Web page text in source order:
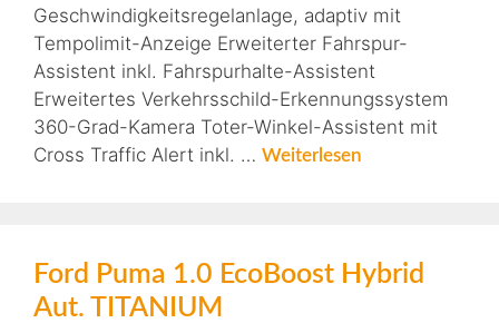
Geschwindigkeitsregelanlage, adaptiv mit
Tempolimit-Anzeige Erweiterter Fahrspur-
Assistent inkl. Fahrspurhalte-Assistent
Erweitertes Verkehrsschild-Erkennungssystem
360-Grad-Kamera Toter-Winkel-Assistent mit
Cross Traffic Alert inkl. … Weiterlesen
Ford Puma 1.0 EcoBoost Hybrid
Aut. TITANIUM